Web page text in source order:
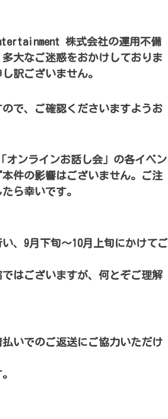
株式会社の運用不備
大なご迷惑をおかけしておりま
訳ございません。
で、ご確認くださいますようお
ンラインお話し会」の各イベン
件の影響はございません。ご注
ら幸いです。
、9月下旬～10月上旬にかけてご
はございますが、何とぞご理解
いでのご返送にご協力いただけ